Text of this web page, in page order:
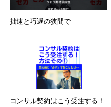
拙速と巧遅の狭間で
コンサル契約はこう受注する！